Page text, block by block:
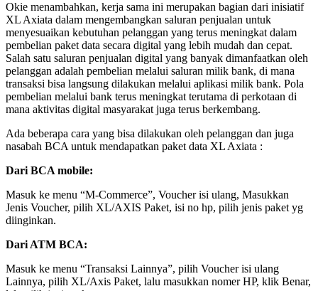
Okie menambahkan, kerja sama ini merupakan bagian dari inisiatif
XL Axiata dalam mengembangkan saluran penjualan untuk
menyesuaikan kebutuhan pelanggan yang terus meningkat dalam
pembelian paket data secara digital yang lebih mudah dan cepat.
Salah satu saluran penjualan digital yang banyak dimanfaatkan oleh
pelanggan adalah pembelian melalui saluran milik bank, di mana
transaksi bisa langsung dilakukan melalui aplikasi milik bank. Pola
pembelian melalui bank terus meningkat terutama di perkotaan di
mana aktivitas digital masyarakat juga terus berkembang.
Ada beberapa cara yang bisa dilakukan oleh pelanggan dan juga
nasabah BCA untuk mendapatkan paket data XL Axiata :
Dari BCA mobile:
Masuk ke menu “M-Commerce”, Voucher isi ulang, Masukkan
Jenis Voucher, pilih XL/AXIS Paket, isi no hp, pilih jenis paket yg
diinginkan.
Dari ATM BCA:
Masuk ke menu “Transaksi Lainnya”, pilih Voucher isi ulang
Lainnya, pilih XL/Axis Paket, lalu masukkan nomer HP, klik Benar,